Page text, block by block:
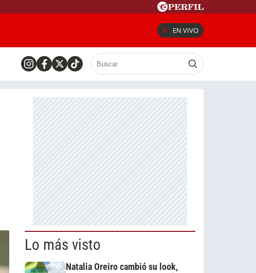
EN VIVO
Lo más visto
Natalia Oreiro cambió su look,